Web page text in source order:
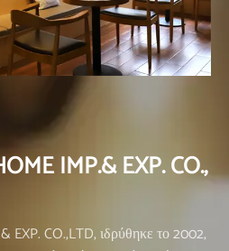
IMP.& EXP. CO.,
EXP. CO.,LTD, ιδρύθηκε το 2002,